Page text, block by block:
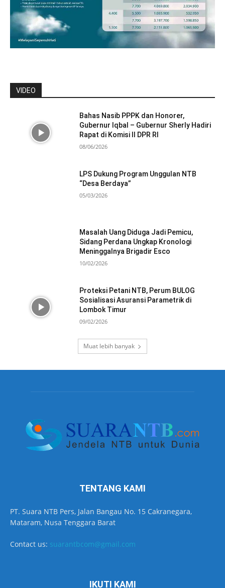
VIDEO
Bahas Nasib PPPK dan Honorer,
Gubernur Iqbal – Gubernur Sherly Hadiri
Rapat di Komisi II DPR RI
08/06/2026
LPS Dukung Program Unggulan NTB
“Desa Berdaya”
05/03/2026
Masalah Uang Diduga Jadi Pemicu,
Sidang Perdana Ungkap Kronologi
Meninggalnya Brigadir Esco
10/02/2026
Proteksi Petani NTB, Perum BULOG
Sosialisasi Asuransi Parametrik di
Lombok Timur
09/02/2026
Muat lebih banyak
TENTANG KAMI
PT. Suara NTB Pers, Jalan Bangau No. 15 Cakranegara,
Mataram, Nusa Tenggara Barat
Contact us: suarantbcom@gmail.com
IKUTI KAMI